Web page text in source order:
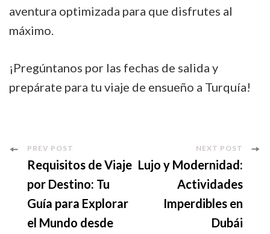
aventura optimizada para que disfrutes al
máximo.
¡Pregúntanos por las fechas de salida y
prepárate para tu viaje de ensueño a Turquía!
Post
Navigation
PREV POST
Requisitos de Viaje
por Destino: Tu
Guía para Explorar
el Mundo desde
NEXT POST
Lujo y Modernidad:
Actividades
Imperdibles en
Dubái